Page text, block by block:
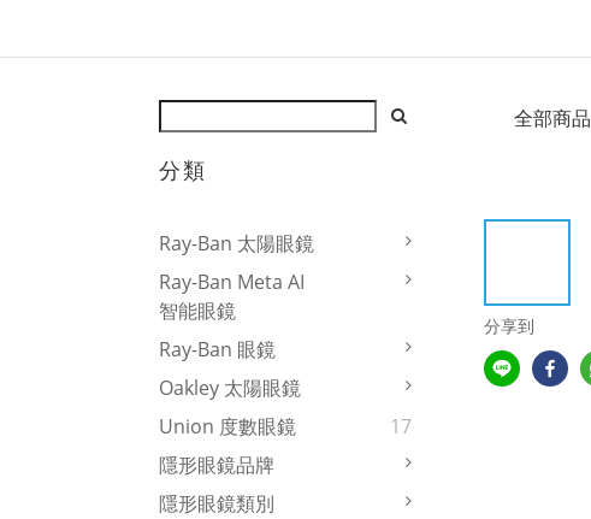
分類
Ray-Ban 太陽眼鏡
Ray-Ban Meta AI
智能眼鏡
Ray-Ban 眼鏡
Oakley 太陽眼鏡
Union 度數眼鏡
17
隱形眼鏡品牌
隱形眼鏡類別
全部商品
分享到